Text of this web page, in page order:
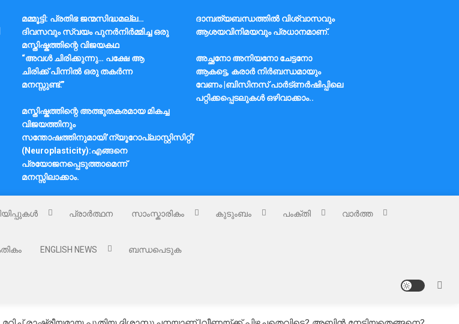
മമ്മൂട്ടി: പ്രതിഭ ജന്മസിദ്ധമല്ല…
ദിവസവും സ്വയം പുനർനിർമ്മിച്ച ഒരു
മസ്തിഷ്കത്തിന്റെ വിജയകഥ
ദാമ്പത്യബന്ധത്തിൽ വിശ്വാസവും
ആശയവിനിമയവും പ്രധാനമാണ്.
“അവൾ ചിരിക്കുന്നു… പക്ഷേ ആ
ചിരിക്ക് പിന്നിൽ ഒരു തകർന്ന
മനസ്സുണ്ട്.”
അച്ഛനോ അനിയനോ ചേട്ടനോ
ആകട്ടെ, കരാർ നിർബന്ധമായും
വേണം |ബിസിനസ് പാർട്ണർഷിപ്പിലെ
പറ്റിക്കപ്പെടലുകൾ ഒഴിവാക്കാം..
മസ്തിഷ്കത്തിന്റെ അത്ഭുതകരമായ മികച്ച
വിജയത്തിനും
സന്തോഷത്തിനുമായി’ന്യൂറോപ്ലാസ്റ്റിസിറ്റി’
(Neuroplasticity):എങ്ങനെ
പ്രയോജനപ്പെടുത്താമെന്ന്
മനസ്സിലാക്കാം.
പ്രാർത്ഥന സാംസ്കാരികം കുടുംബം പംക്തി വാർത്ത
ENGLISH NEWS ബന്ധപെടുക